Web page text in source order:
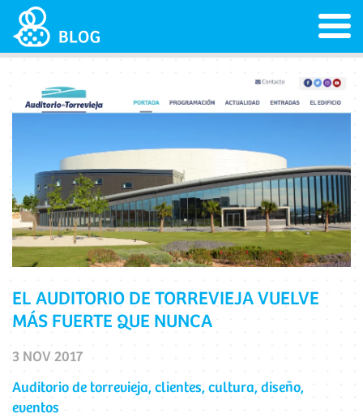
EL AUDITORIO DE TORREVIEJA VUELVE
MÁS FUERTE QUE NUNCA
3 NOV 2017
Auditorio de torrevieja, clientes, cultura, diseño,
eventos